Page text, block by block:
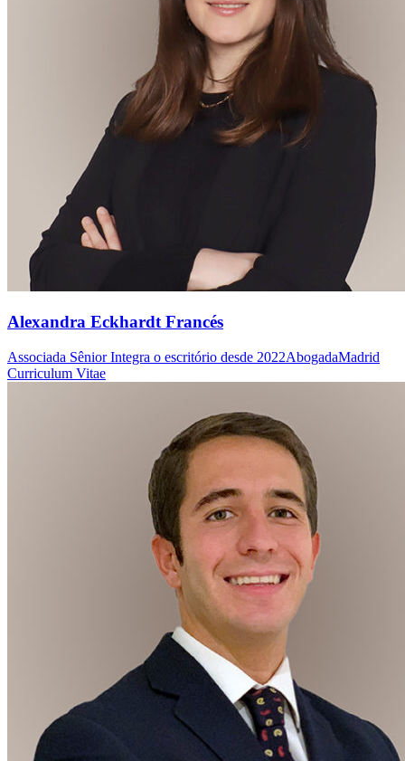
Alexandra Eckhardt Francés
Associada Sênior Integra o escritório desde 2022AbogadaMadrid
Curriculum Vitae